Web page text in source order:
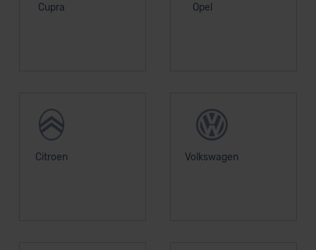
Cupra Opel
Citroen Volkswagen